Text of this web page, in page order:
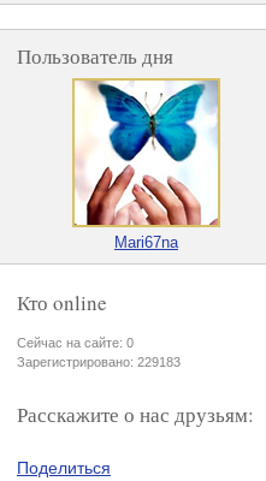
Пользователь дня
Mari67na
Кто online
Сейчас на сайте: 0
Зарегистрировано: 229183
Расскажите о нас друзьям:
Поделиться